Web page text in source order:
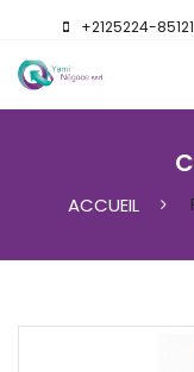
+2125224-85121
ACCUEIL